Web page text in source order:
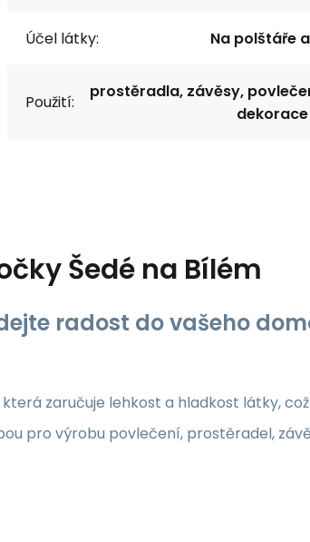
Účel látky: Na polštáře
Použití:
prostěradla, závěsy,
Šedé na Bílém
radost do vašeho
zaručuje lehkost a hladkost látky,
pro výrobu povlečení, prostěradel,